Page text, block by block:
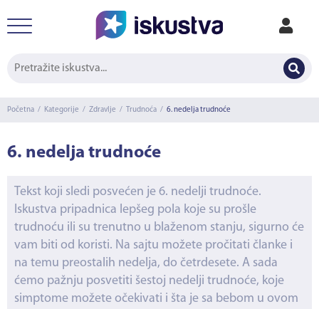
Početna / Kategorije / Zdravlje / Trudnoća / 6. nedelja trudnoće
6. nedelja trudnoće
Tekst koji sledi posvećen je 6. nedelji trudnoće.
Iskustva pripadnica lepšeg pola koje su prošle
trudnoću ili su trenutno u blaženom stanju, sigurno će
vam biti od koristi. Na sajtu možete pročitati članke i
na temu preostalih nedelja, do četrdesete. A sada
ćemo pažnju posvetiti šestoj nedelji trudnoće, koje
simptome možete očekivati i šta je sa bebom u ovom